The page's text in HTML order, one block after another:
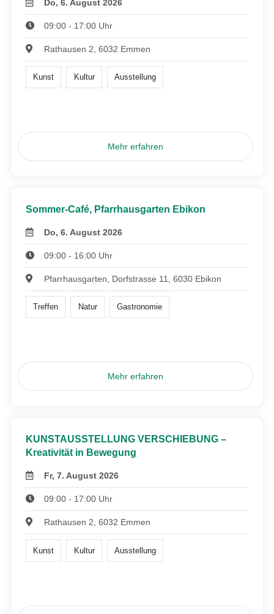
Do, 6. August 2026
09:00 - 17:00 Uhr
Rathausen 2, 6032 Emmen
Kunst Kultur Ausstellung
Mehr erfahren
Sommer-Café, Pfarrhausgarten Ebikon
Do, 6. August 2026
09:00 - 16:00 Uhr
Pfarrhausgarten, Dorfstrasse 11, 6030 Ebikon
Treffen Natur Gastronomie
Mehr erfahren
KUNSTAUSSTELLUNG VERSCHIEBUNG –
Kreativität in Bewegung
Fr, 7. August 2026
09:00 - 17:00 Uhr
Rathausen 2, 6032 Emmen
Kunst Kultur Ausstellung